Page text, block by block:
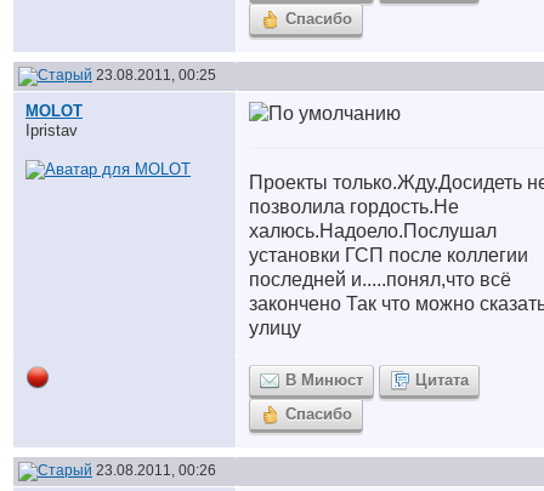
Спасибо
23.08.2011, 00:25
MOLOT
Ipristav
Проекты только.Жду.Досидеть
позволила гордость.Не
халюсь.Надоело.Послушал
установки ГСП после коллегии
последней и.....понял,что всё
закончено Так что можно
улицу
В Минюст
Цитата
Спасибо
23.08.2011, 00:26